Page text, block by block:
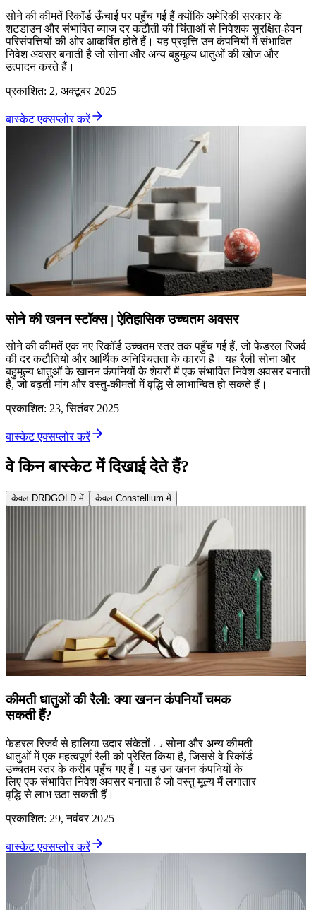
सोने की कीमतें रिकॉर्ड ऊँचाई पर पहुँच गई हैं क्योंकि अमेरिकी सरकार के
शटडाउन और संभावित ब्याज दर कटौती की चिंताओं से निवेशक सुरक्षित-हेवन
परिसंपत्तियों की ओर आकर्षित होते हैं। यह प्रवृत्ति उन कंपनियों में संभावित
निवेश अवसर बनाती है जो सोना और अन्य बहुमूल्य धातुओं की खोज और
उत्पादन करते हैं।
प्रकाशित: 2, अक्टूबर 2025
बास्केट एक्सप्लोर करें
सोने की खनन स्टॉक्स | ऐतिहासिक उच्चतम अवसर
सोने की कीमतें एक नए रिकॉर्ड उच्चतम स्तर तक पहुँच गई हैं, जो फेडरल रिजर्व
की दर कटौतियों और आर्थिक अनिश्चितता के कारण है। यह रैली सोना और
बहुमूल्य धातुओं के खानन कंपनियों के शेयरों में एक संभावित निवेश अवसर बनाती
है, जो बढ़ती मांग और वस्तु-कीमतों में वृद्धि से लाभान्वित हो सकते हैं।
प्रकाशित: 23, सितंबर 2025
बास्केट एक्सप्लोर करें
वे किन बास्केट में दिखाई देते हैं?
केवल DRDGOLD में केवल Constellium में
कीमती धातुओं की रैली: क्या खनन कंपनियाँ चमक
सकती हैं?
फेडरल रिजर्व से हालिया उदार संकेतों نے सोना और अन्य कीमती
धातुओं में एक महत्वपूर्ण रैली को प्रेरित किया है, जिससे वे रिकॉर्ड
उच्चतम स्तर के करीब पहुँच गए हैं। यह उन खनन कंपनियों के
लिए एक संभावित निवेश अवसर बनाता है जो वस्तु मूल्य में लगातार
वृद्धि से लाभ उठा सकती हैं।
प्रकाशित: 29, नवंबर 2025
बास्केट एक्सप्लोर करें